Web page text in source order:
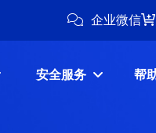
企业微信
安全服务 帮